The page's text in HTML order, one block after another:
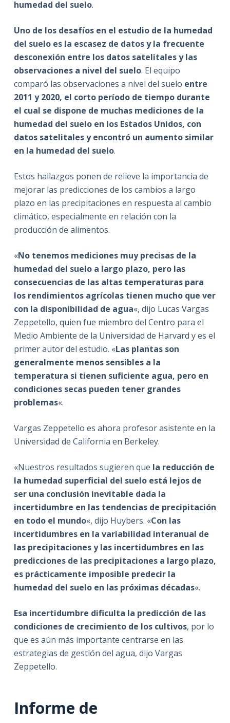
humedad del suelo.
Uno de los desafíos en el estudio de la humedad
del suelo es la escasez de datos y la frecuente
desconexión entre los datos satelitales y las
observaciones a nivel del suelo. El equipo
comparó las observaciones a nivel del suelo entre
2011 y 2020, el corto período de tiempo durante
el cual se dispone de muchas mediciones de la
humedad del suelo en los Estados Unidos, con
datos satelitales y encontró un aumento similar
en la humedad del suelo.
Estos hallazgos ponen de relieve la importancia de
mejorar las predicciones de los cambios a largo
plazo en las precipitaciones en respuesta al cambio
climático, especialmente en relación con la
producción de alimentos.
«No tenemos mediciones muy precisas de la
humedad del suelo a largo plazo, pero las
consecuencias de las altas temperaturas para
los rendimientos agrícolas tienen mucho que ver
con la disponibilidad de agua«, dijo Lucas Vargas
Zeppetello, quien fue miembro del Centro para el
Medio Ambiente de la Universidad de Harvard y es el
primer autor del estudio. «Las plantas son
generalmente menos sensibles a la
temperatura si tienen suficiente agua, pero en
condiciones secas pueden tener grandes
problemas«.
Vargas Zeppetello es ahora profesor asistente en la
Universidad de California en Berkeley.
«Nuestros resultados sugieren que la reducción de
la humedad superficial del suelo está lejos de
ser una conclusión inevitable dada la
incertidumbre en las tendencias de precipitación
en todo el mundo«, dijo Huybers. «Con las
incertidumbres en la variabilidad interanual de
las precipitaciones y las incertidumbres en las
predicciones de las precipitaciones a largo plazo,
es prácticamente imposible predecir la
humedad del suelo en las próximas décadas«.
Esa incertidumbre dificulta la predicción de las
condiciones de crecimiento de los cultivos, por lo
que es aún más importante centrarse en las
estrategias de gestión del agua, dijo Vargas
Zeppetello.
Informe de